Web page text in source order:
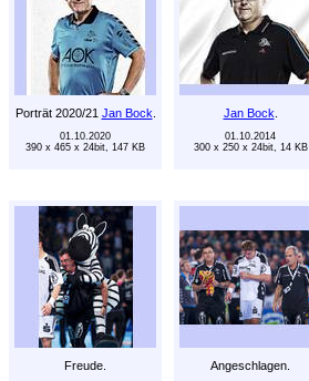
Porträt 2020/21 Jan Bock Jan Bock
01.10.2020
390 x 465 x 24bit, 147 KB
01.10.2014
300 x 250 x 24bit, 14 KB
Freude. Angeschlagen.